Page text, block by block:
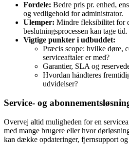
Fordele: Bedre pris pr. enhed,
og vedligehold for administrator.
Ulemper: Mindre fleksibilitet for
beslutningsprocessen kan tage tid.
Vigtige punkter i udbuddet:
Præcis scope: hvilke døre,
serviceaftaler er med?
Garantier, SLA og
Hvordan håndteres
udvidelser?
Service‑ og
Overvej altid muligheden for en
med mange brugere eller hvor
kan dække opdateringer, fjernsupport